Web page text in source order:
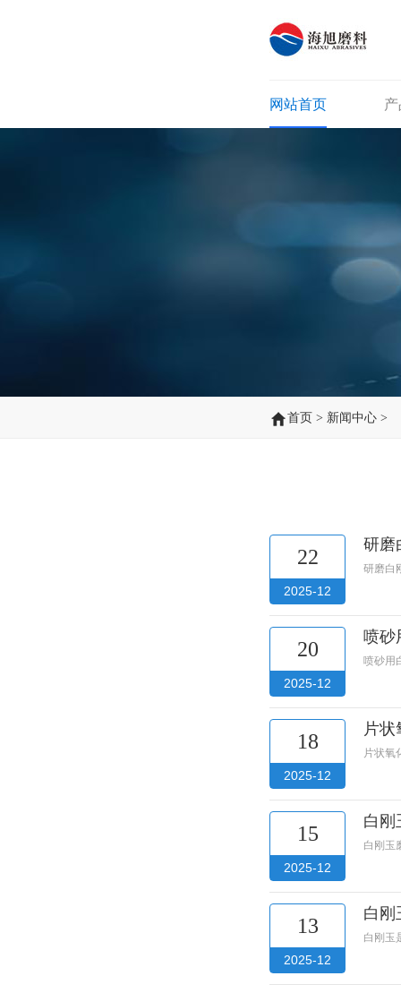
网站首页
首页 > 新闻中心 >
22
2025-12
研磨
研磨白
20
2025-12
喷砂
喷砂用
18
2025-12
片状
片状氧
15
2025-12
白刚
白刚玉
13
2025-12
白刚
白刚玉